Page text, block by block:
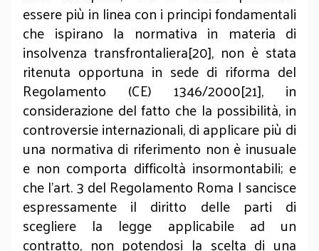
essere più in linea con i principi fondamentali
che ispirano la normativa in materia di
insolvenza transfrontaliera[20], non è stata
ritenuta opportuna in sede di riforma del
Regolamento (CE) 1346/2000[21], in
considerazione del fatto che la possibilità, in
controversie internazionali, di applicare più di
una normativa di riferimento non è inusuale
e non comporta difficoltà insormontabili; e
che l’art. 3 del Regolamento Roma I sancisce
espressamente il diritto delle parti di
scegliere la legge applicabile ad un
contratto, non potendosi la scelta di una